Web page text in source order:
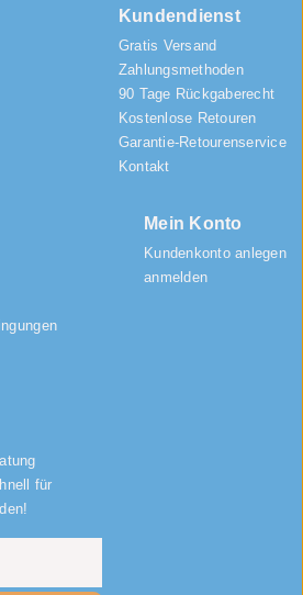
Kundendienst
Gratis Versand
Zahlungsmethoden
90 Tage Rückgaberecht
Kostenlose Retouren
Garantie-Retourenservice
Kontakt
Mein Konto
Kundenkonto anlegen
anmelden
für